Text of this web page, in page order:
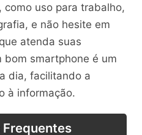
como uso para trabalho,
e não hesite em
atenda suas
bom smartphone é um
dia, facilitando a
à informação.